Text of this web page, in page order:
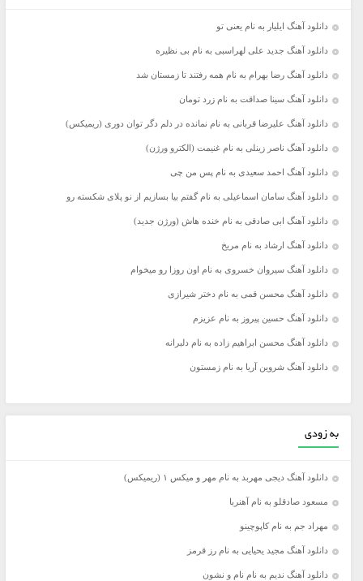
دانلود آهنگ ایلیار به نام یعنی تو
دانلود آهنگ جدید علی لهراسبی به نام بی نظیره
دانلود آهنگ رضا بهرام به نام همه رفتند تا زمستان شد
دانلود آهنگ سینا صداقت به نام زرد تومان
دانلود آهنگ علیرضا قربانی به نام نمانده در دلم دگر توان دوری (ریمیکس)
دانلود آهنگ ناصر زینلی به نام غنیمت (الکترو ورژن)
دانلود آهنگ احمد سعیدی به نام پس من چی
دانلود آهنگ سامان اسماعیلی به نام گفتم بیا بسازیم از نو پلای شکسته رو
دانلود آهنگ ابی صادقی به نام خنده هاش (ورژن جدید)
دانلود آهنگ ارشاد به نام مریخ
دانلود آهنگ سیروان خسروی به نام اون روزا رو میخوام
دانلود آهنگ محسن قمی به نام دختر شيرازى
دانلود آهنگ حسین پیروز به نام عزیزم
دانلود آهنگ محسن ابراهیم زاده به نام دلبرانه
دانلود آهنگ شروین آریا به نام زمستون
به زودی
دانلود آهنگ دیجی مهربد به نام مهر و میکس ۱ (ریمیکس)
مسعود صادقلو به نام آهنربا
مهراد جم به نام کاپوچینو
دانلود آهنگ مجید یحیایی به نام رز قرمز
دانلود آهنگ ندیم به نام نام و نشون